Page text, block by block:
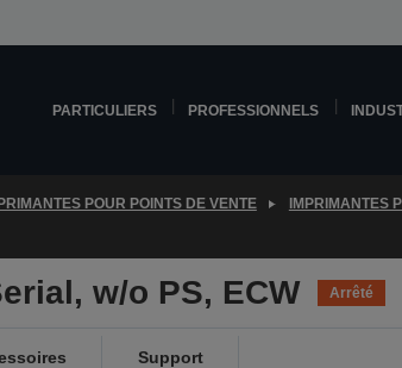
PARTICULIERS PROFESSIONNELS
POUR POINTS DE VENTE IMPRIMANTES
w/o PS, ECW Arrêté
Support